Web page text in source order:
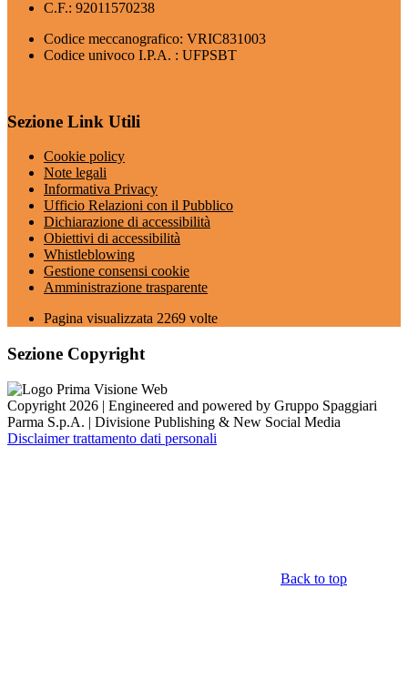
C.F.: 92011570238
Codice meccanografico: VRIC831003
Codice univoco I.P.A. : UFPSBT
Sezione Link Utili
Cookie policy
Note legali
Informativa Privacy
Ufficio Relazioni con il Pubblico
Dichiarazione di accessibilità
Obiettivi di accessibilità
Whistleblowing
Gestione consensi cookie
Amministrazione trasparente
Pagina visualizzata 2269 volte
Sezione Copyright
Copyright 2026 | Engineered and powered by Gruppo Spaggiari
Parma S.p.A. | Divisione Publishing & New Social Media
Disclaimer trattamento dati personali
Back to top